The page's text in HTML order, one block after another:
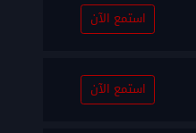
استمع الآن
استمع الآن